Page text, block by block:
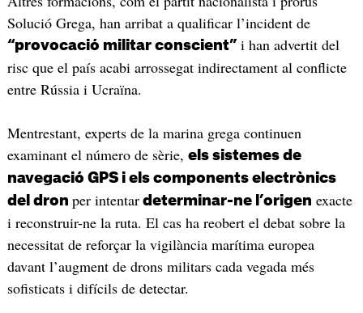
Solució Grega, han arribat a qualificar l’incident de
“provocació militar conscient” i han advertit del
risc que el país acabi arrossegat indirectament al conflicte
entre Rússia i Ucraïna.
Mentrestant, experts de la marina grega continuen
examinant el número de sèrie, els sistemes de
navegació GPS i els components electrònics
del dron per intentardeterminar-ne l’origen exacte
i reconstruir-ne la ruta. El cas ha reobert el debat sobre la
necessitat de reforçar la vigilància marítima europea
davant l’augment de drons militars cada vegada més
sofisticats i difícils de detectar.